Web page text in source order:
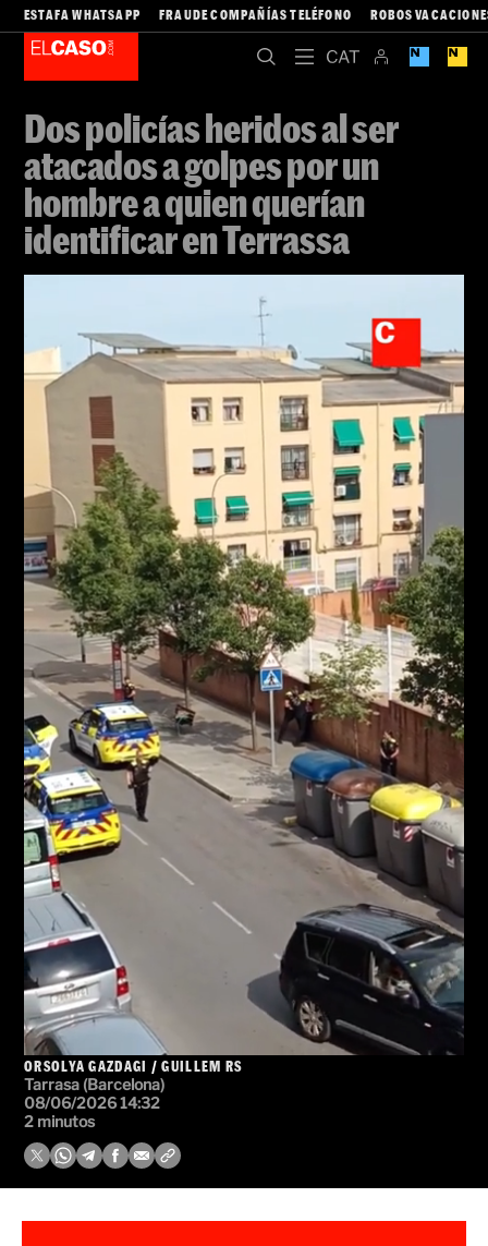
ESTAFA WHATSAPP FRAUDE COMPAÑÍAS TELÉFONO ROBOS
Dos policías heridos al ser
atacados a golpes por un
hombre a quien querían
identificar en Terrassa
ORSOLYA GAZDAGI /GUILLEM RS
Tarrasa (Barcelona)
08/06/2026 14:32
2 minutos